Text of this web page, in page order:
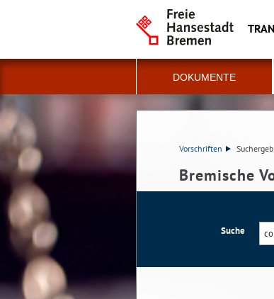
DOKUMENTE
Vorschriften
Bremische
Suche